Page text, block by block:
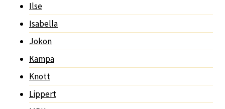
Ilse
Isabella
Jokon
Kampa
Knott
Lippert